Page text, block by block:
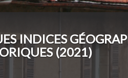
INDICES
(2021)